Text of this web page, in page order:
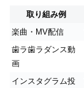
取り組み例
楽曲・MV配信
歯ラ歯ラダンス動
画
インスタグラム投